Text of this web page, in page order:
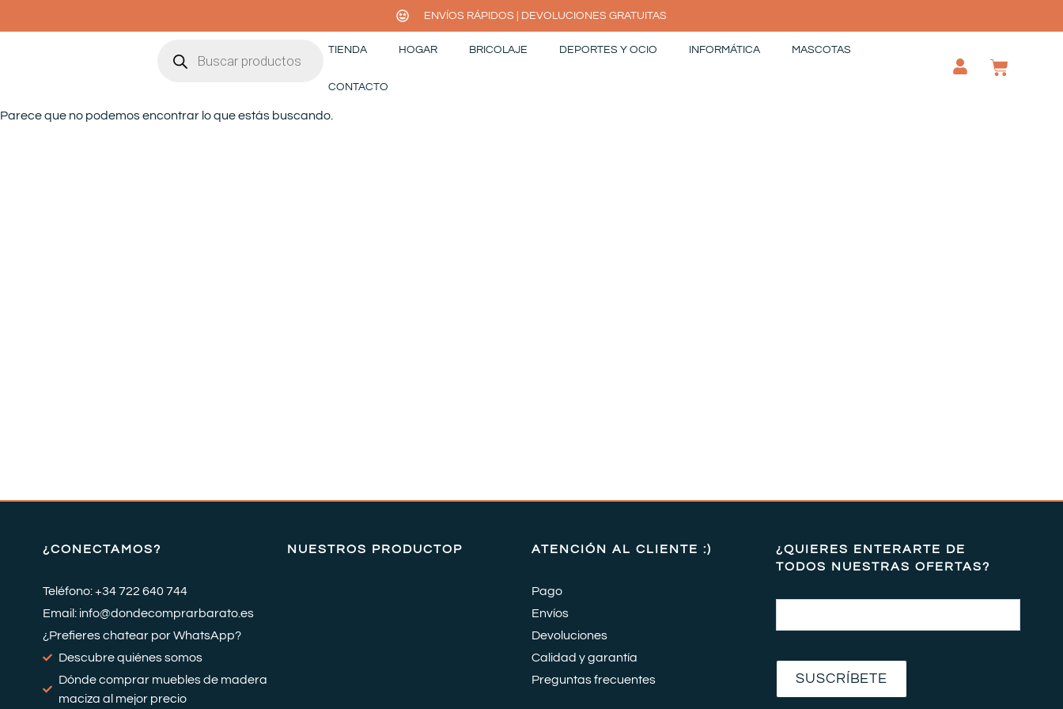
al
ENVÍOS RÁPIDOS | DEVOLUCIONES GRATUITAS
productos
TIENDA HOGAR BRICOLAJE DEPORTES Y OCIO INFORMÁTICA MASCOTAS
CONTACTO
Parece que no podemos encontrar lo que estás buscando.
¿CONECTAMOS?
Teléfono: +34 722 640 744
Email: info@dondecomprarbarato.es
¿Prefieres chatear por WhatsApp?
Descubre quiénes somos
Dónde comprar muebles de madera
maciza al mejor precio
NUESTROS PRODUCTOP ATENCIÓN AL CLIENTE :)
Pago
Envíos
Devoluciones
Calidad y garantía
Preguntas frecuentes
¿QUIERES ENTERARTE DE
TODOS NUESTRAS OFERTAS?
SUSCRÍBETE